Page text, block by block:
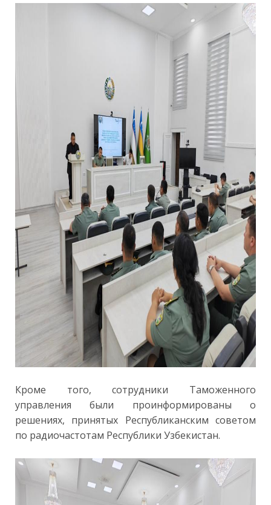
Кроме того, сотрудники Таможенного
управления были проинформированы о
решениях, принятых Республиканским советом
по радиочастотам Республики Узбекистан.